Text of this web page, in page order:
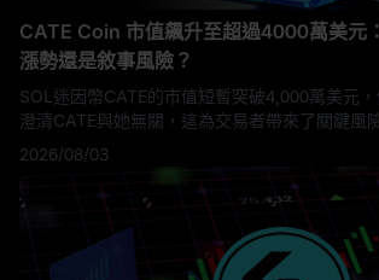
CATE Coin 市值飆升至超過4000萬美元
漲勢還是敘事風險？
SOL迷因幣CATE的市值短暫突破4,000萬美元
澄清CATE與她無關，這為交易者帶來了關鍵風
2026/08/03